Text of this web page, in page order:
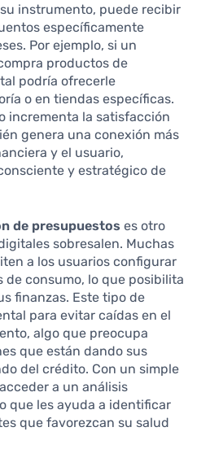
instrumento, puede recibir
específicamente
Por ejemplo, si un
productos de
podría ofrecerle
o en tiendas específicas.
incrementa la satisfacción
genera una conexión más
y el usuario,
y estratégico de
de presupuestos es otro
sobresalen. Muchas
a los usuarios configurar
de consumo, lo que posibilita
finanzas. Este tipo de
para evitar caídas en el
algo que preocupa
que están dando sus
del crédito. Con un simple
a un análisis
que les ayuda a identificar
que favorezcan su salud